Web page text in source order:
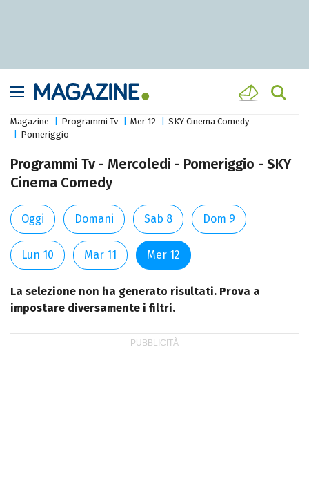
Magazine Programmi Tv Mer 12
SKY Cinema Comedy
Pomeriggio
Programmi Tv - Mercoledi - Pomeriggio - SKY
Cinema Comedy
Oggi Domani Sab 8 Dom 9
Lun 10 Mar 11 Mer 12
La selezione non ha generato risultati. Prova a
impostare diversamente i filtri.